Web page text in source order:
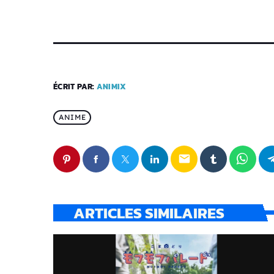
ÉCRIT PAR: ANIMIX
ANIME
email
ARTICLES SIMILAIRES